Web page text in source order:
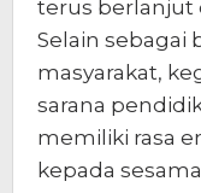
terus berlanjut
Selain sebagai
masyarakat,
sarana
memiliki rasa
kepada